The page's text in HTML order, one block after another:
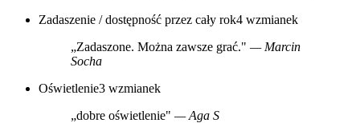
Zadaszenie / dostępność przez cały rok4 wzmianek
„Zadaszone. Można zawsze grać." — Marcin
Socha
Oświetlenie3 wzmianek
„dobre oświetlenie" — Aga S